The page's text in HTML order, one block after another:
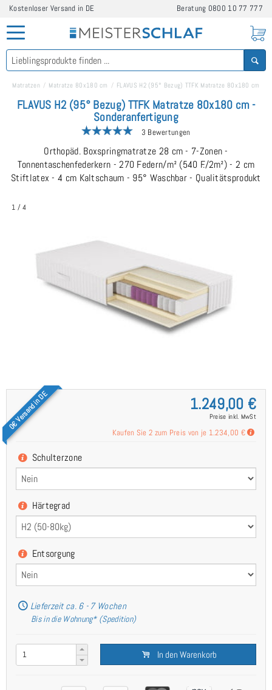
Kostenloser Versand in DE Beratung 0800 10 77 777
Matratzen Matratze 80x180 cm FLAVUS H2 (95° Bezug) TTFK Matratze 80x180 cm
FLAVUS H2 (95° Bezug) TTFK Matratze 80x180 cm -
Sonderanfertigung
3 Bewertungen
Orthopäd. Boxspringmatratze 28 cm - 7-Zonen -
Tonnentaschenfederkern - 270 Federn/m² (540 F./2m²) - 2 cm
Stiftlatex - 4 cm Kaltschaum - 95° Waschbar - Qualitätsprodukt
1 /4
0€ Versand in DE 1.249,00 €
Preise inkl. MwSt
Kaufen Sie 2 zum Preis von je 1.234,00 €
Schulterzone
Härtegrad
Entsorgung
Lieferzeit ca. 6 - 7 Wochen
Bis in die Wohnung* (Spedition)
In den Warenkorb